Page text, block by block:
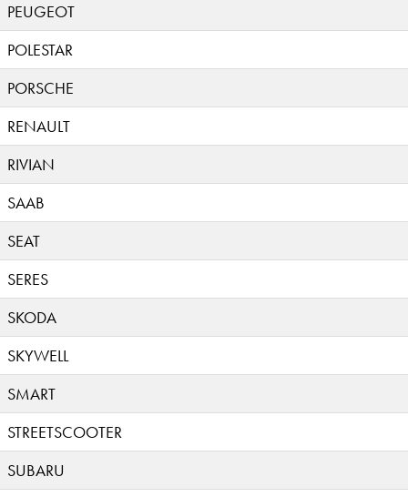
PEUGEOT
POLESTAR
PORSCHE
RENAULT
RIVIAN
SAAB
SEAT
SERES
SKODA
SKYWELL
SMART
STREETSCOOTER
SUBARU